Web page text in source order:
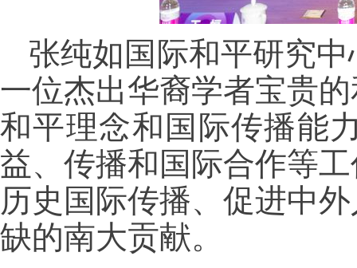
张纯如国际和平研究
一位杰出华裔学者宝贵
和平理念和国际传播能
益、传播和国际合作等
历史国际传播、促进中
缺的南大贡献。